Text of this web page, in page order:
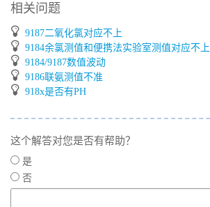
相关问题
9187二氧化氯对应不上
9184余氯测值和便携法实验室测值对应不上
9184/9187数值波动
9186联氨测值不准
918x是否有PH
这个解答对您是否有帮助？
是
否